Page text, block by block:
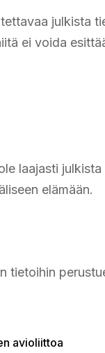
julkista
ei voida
laajasti
elämään.
tietoihin
avioliittoa